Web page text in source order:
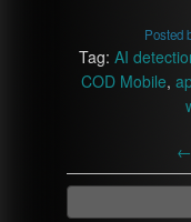
Posted
Tag: AI
COD Mobile,
←